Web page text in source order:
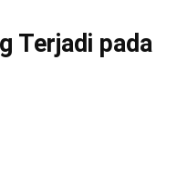
Terjadi pada